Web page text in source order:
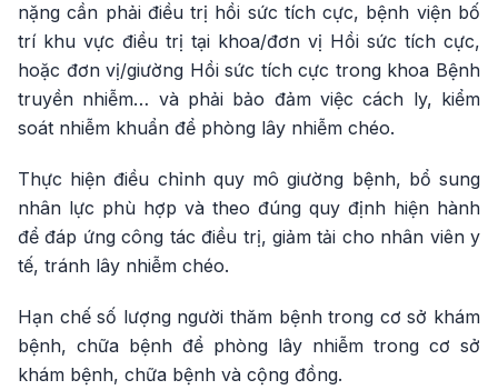
nặng cần phải điều trị hồi sức tích cực, bệnh viện bố
trí khu vực điều trị tại khoa/đơn vị Hồi sức tích cực,
hoặc đơn vị/giường Hồi sức tích cực trong khoa Bệnh
truyền nhiễm… và phải bảo đảm việc cách ly, kiểm
soát nhiễm khuẩn để phòng lây nhiễm chéo.
Thực hiện điều chỉnh quy mô giường bệnh, bổ sung
nhân lực phù hợp và theo đúng quy định hiện hành
để đáp ứng công tác điều trị, giảm tải cho nhân viên y
tế, tránh lây nhiễm chéo.
Hạn chế số lượng người thăm bệnh trong cơ sở khám
bệnh, chữa bệnh để phòng lây nhiễm trong cơ sở
khám bệnh, chữa bệnh và cộng đồng.